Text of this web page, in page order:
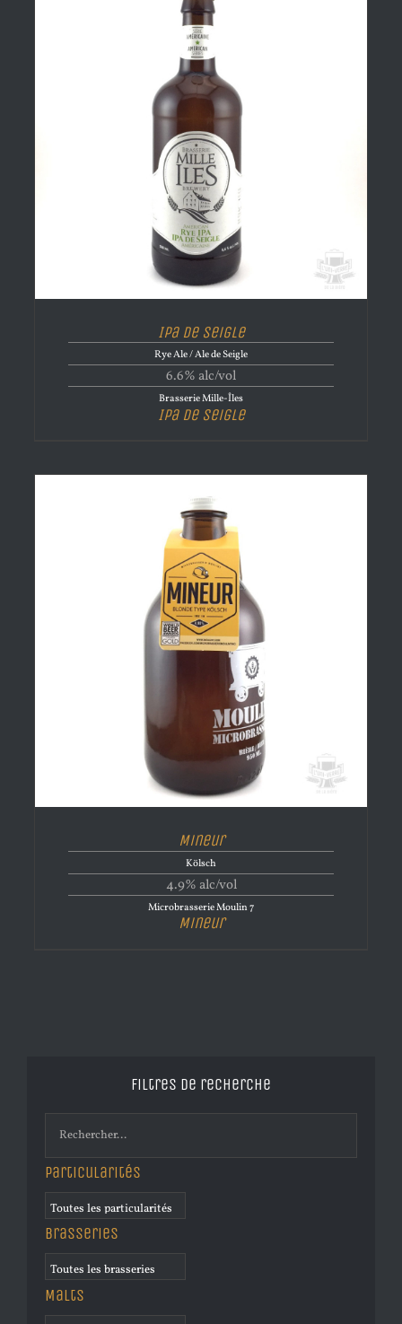
Ipa de Seigle
Rye Ale / Ale de Seigle
6.6% alc/vol
Brasserie Mille-Îles
Ipa de Seigle
Mineur
Kölsch
4.9% alc/vol
Microbrasserie Moulin 7
Mineur
Filtres de recherche
Particularités
Brasseries
Malts